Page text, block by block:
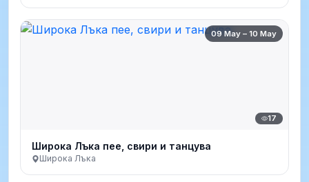
09 May – 10 May
17
Широка Лъка пее, свири и танцува
Широка Лъка